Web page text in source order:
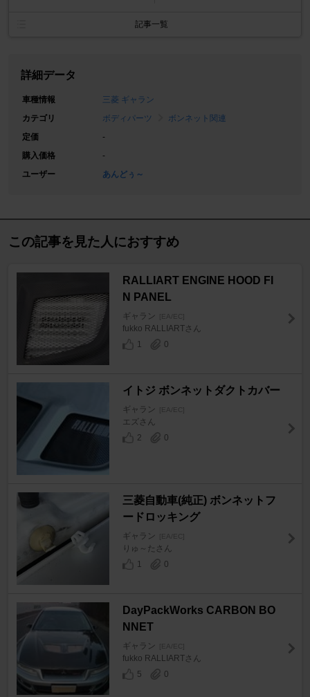
記事一覧
詳細データ
車種情報
三菱 ギャラン
カテゴリ
ボディパーツ
ボンネット関連
定価
-
購入価格
-
ユーザー
あんどぅ～
この記事を見た人におすすめ
RALLIART ENGINE HOOD FI
N PANEL
ギャラン [EA/EC]
fukko RALLIARTさん
1
0
イトジ ボンネットダクトカバー
ギャラン [EA/EC]
エズさん
2
0
三菱自動車(純正) ボンネットフ
ードロッキング
ギャラン [EA/EC]
りゅ～たさん
1
0
DayPackWorks CARBON BO
NNET
ギャラン [EA/EC]
fukko RALLIARTさん
5
0